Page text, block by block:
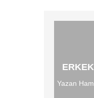
Yazan